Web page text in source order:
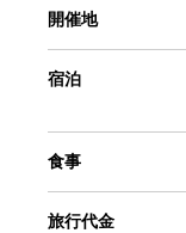
開催地
宿泊
食事
旅行代金